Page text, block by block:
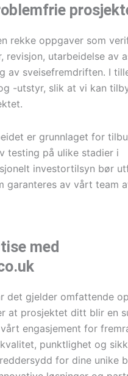
rekke oppgaver som
revisjon, utarbeidelse av
av sveisefremdriften. I
-utstyr, slik at vi kan
er grunnlaget for
testing på ulike stadier i
investortilsyn bør
garanteres av vårt team
med
det gjelder omfattende
at prosjektet ditt blir en
engasjement for
punktlighet og
for dine unike